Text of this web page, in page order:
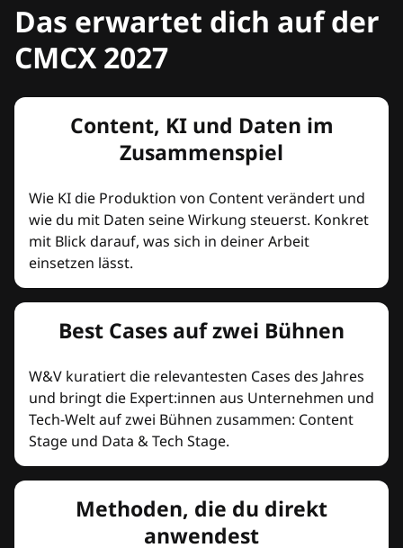
Das erwartet dich auf der
CMCX 2027
Content, KI und Daten im
Zusammenspiel
Wie KI die Produktion von Content verändert und
wie du mit Daten seine Wirkung steuerst. Konkret
mit Blick darauf, was sich in deiner Arbeit
einsetzen lässt.
Best Cases auf zwei Bühnen
W&V kuratiert die relevantesten Cases des Jahres
und bringt die Expert:innen aus Unternehmen und
Tech-Welt auf zwei Bühnen zusammen: Content
Stage und Data & Tech Stage.
Methoden, die du direkt
anwendest